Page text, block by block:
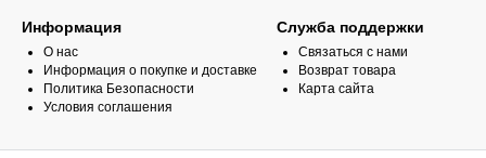
Информация
О нас
Информация о покупке и доставке
Политика Безопасности
Условия соглашения
Служба поддержки
Связаться с нами
Возврат товара
Карта сайта